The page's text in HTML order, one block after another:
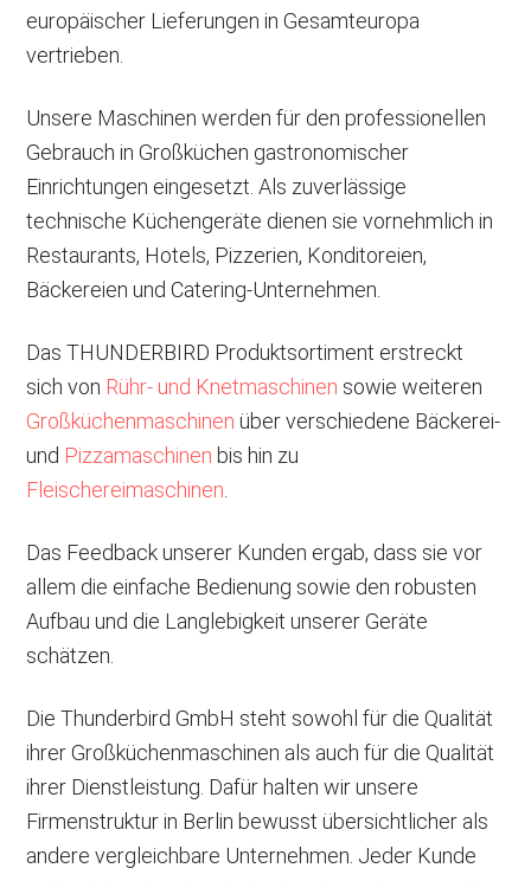
europäischer Lieferungen in Gesamteuropa
vertrieben.
Unsere Maschinen werden für den professionellen
Gebrauch in Großküchen gastronomischer
Einrichtungen eingesetzt. Als zuverlässige
technische Küchengeräte dienen sie vornehmlich in
Restaurants, Hotels, Pizzerien, Konditoreien,
Bäckereien und Catering-Unternehmen.
Das THUNDERBIRD Produktsortiment erstreckt
sich von Rühr- und Knetmaschinen sowie weiteren
Großküchenmaschinen über verschiedene Bäckerei-
und Pizzamaschinen bis hin zu
Fleischereimaschinen
Das Feedback unserer Kunden ergab, dass sie vor
allem die einfache Bedienung sowie den robusten
Aufbau und die Langlebigkeit unserer Geräte
schätzen.
Die Thunderbird GmbH steht sowohl für die Qualität
ihrer Großküchenmaschinen als auch für die Qualität
ihrer Dienstleistung. Dafür halten wir unsere
Firmenstruktur in Berlin bewusst übersichtlicher als
andere vergleichbare Unternehmen. Jeder Kunde